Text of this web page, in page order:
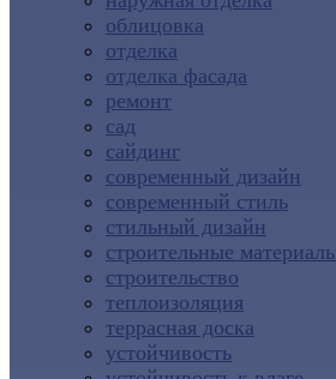
облицовка
отделка
отделка фасада
ремонт
сад
сайдинг
современный дизайн
современный стиль
стильный дизайн
строительные
строительство
теплоизоляция
террасная доска
устойчивость